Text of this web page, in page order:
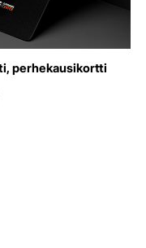
perhekausikortti